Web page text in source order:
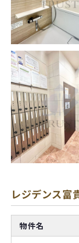
レジデンス富
物件名